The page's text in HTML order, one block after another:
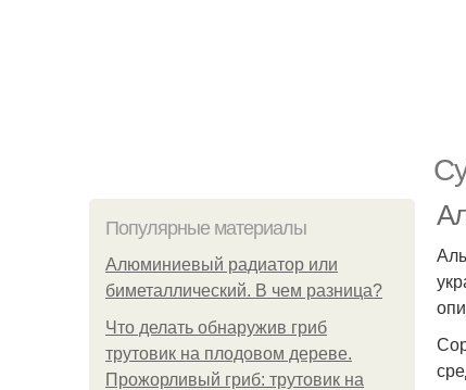
Популярные материалы
Алюминиевый радиатор или
биметаллический. В чем разница?
Что делать обнаружив гриб
трутовик на плодовом дереве.
Прожорливый гриб: трутовик на